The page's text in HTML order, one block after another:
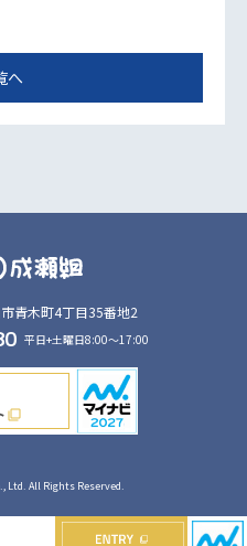
へ
青木町4丁目35番地2
平日+土曜日8:00～17:00
filter_none
Ltd. All Rights Reserved.